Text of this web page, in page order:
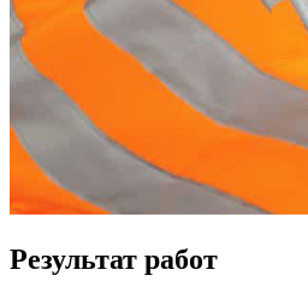
Результат работ